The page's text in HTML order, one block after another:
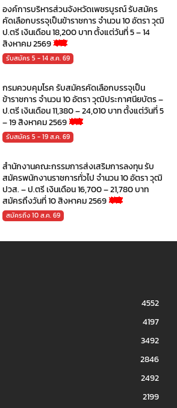
องค์การบริหารส่วนจังหวัดเพชรบูรณ์ รับสมัคร
คัดเลือกบรรจุเป็นข้าราชการ จำนวน 10 อัตรา วุฒิ
ป.ตรี เงินเดือน 18,200 บาท ตั้งแต่วันที่ 5 – 14
สิงหาคม 2569
รับสมัคร 5 - 14 ส.ค. 69
กรมควบคุมโรค รับสมัครคัดเลือกบรรจุเป็น
ข้าราชการ จำนวน 10 อัตรา วุฒิประกาศนียบัตร –
ป.ตรี เงินเดือน 11,380 – 24,010 บาท ตั้งแต่วันที่ 5
– 19 สิงหาคม 2569
รับสมัคร 5 - 19 ส.ค. 69
สำนักงานคณะกรรมการส่งเสริมการลงทุน รับ
สมัครพนักงานราชการทั่วไป จำนวน 10 อัตรา วุฒิ
ปวส. – ป.ตรี เงินเดือน 16,700 – 21,780 บาท
สมัครถึงวันที่ 10 สิงหาคม 2569
สมัครถึง 10 ส.ค. 69
4552
4197
3492
2846
2492
2199